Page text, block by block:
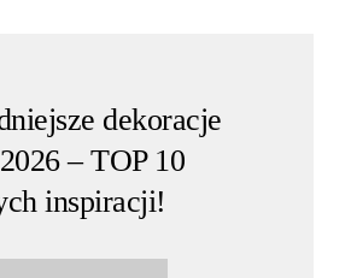
dekoracje
– TOP 10
inspiracji!